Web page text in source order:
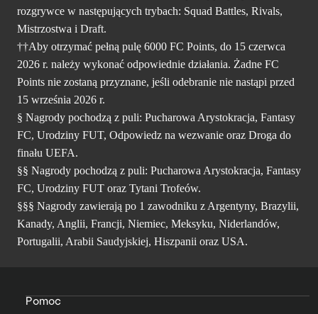
rozgrywce w następujących trybach: Squad Battles, Rivals,
Mistrzostwa i Draft.
††Aby otrzymać pełną pulę 6000 FC Points, do 15 czerwca
2026 r. należy wykonać odpowiednie działania. Żadne FC
Points nie zostaną przyznane, jeśli odebranie nie nastąpi przed
15 września 2026 r.
§ Nagrody pochodzą z puli: Pucharowa Arystokracja, Fantasy
FC, Urodziny FUT, Odpowiedz na wezwanie oraz Droga do
finału UEFA.
§§ Nagrody pochodzą z puli: Pucharowa Arystokracja, Fantasy
FC, Urodziny FUT oraz Tytani Trofeów.
§§§ Nagrody zawierają po 1 zawodniku z Argentyny, Brazylii,
Kanady, Anglii, Francji, Niemiec, Meksyku, Niderlandów,
Portugalii, Arabii Saudyjskiej, Hiszpanii oraz USA.
Pomoc